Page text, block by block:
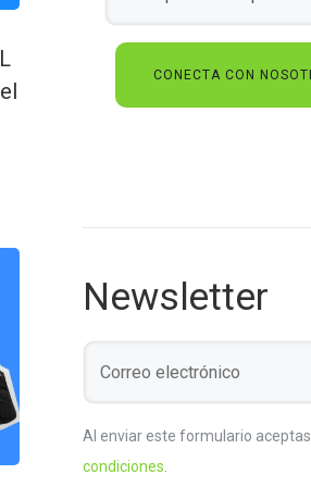
Newsletter
Al enviar este formulario aceptas
condiciones